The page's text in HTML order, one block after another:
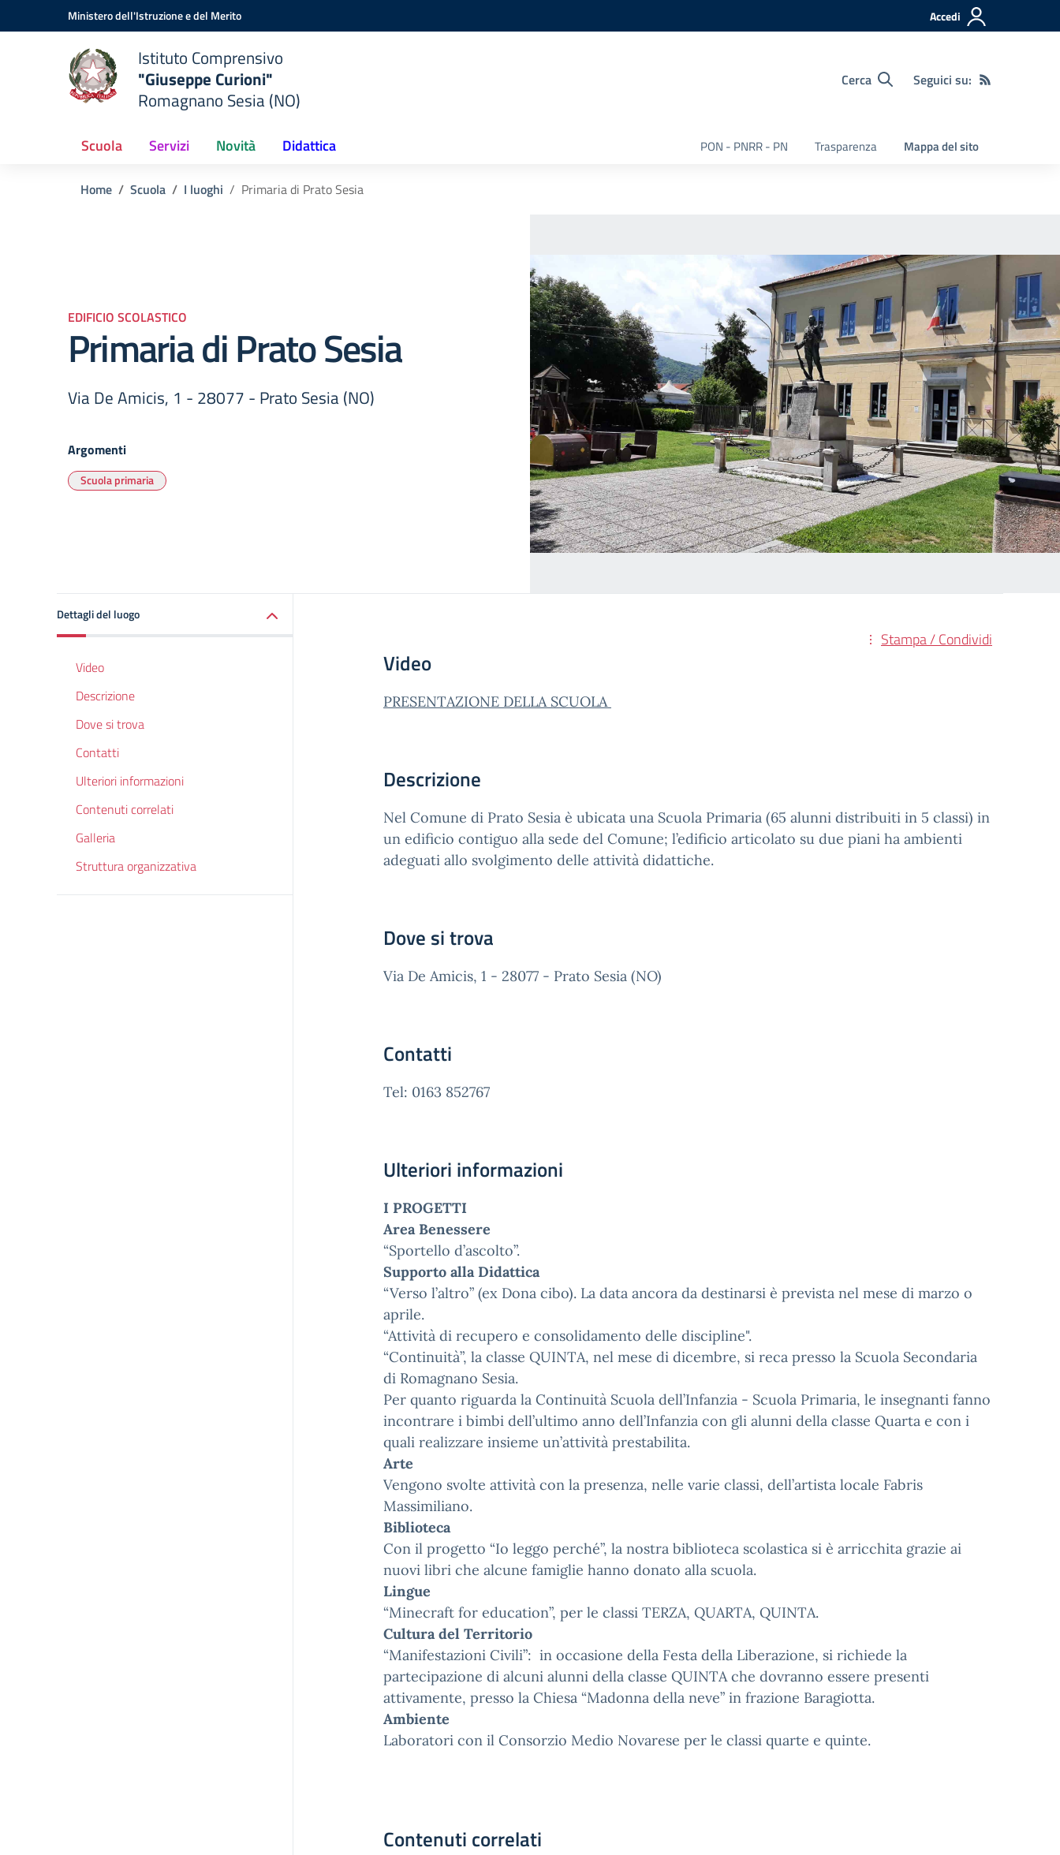
Vai ai contenuti
Vai al menu di navigazioneMinistero dell'Istruzione e del Merito Accedi
Istituto Comprensivo
"Giuseppe Curioni"
Romagnano Sesia (NO)
Cerca Seguici su:
Scuola Servizi Novità Didattica PON - PNRR - PN Trasparenza Mappa del sito
Home Scuola I luoghi Primaria di Prato Sesia
EDIFICIO SCOLASTICO
Primaria di Prato Sesia
Via De Amicis, 1 - 28077 - Prato Sesia (NO)
Argomenti
Scuola primaria
Dettagli del luogo
Video
Descrizione
Dove si trova
Contatti
Ulteriori informazioni
Contenuti correlati
Galleria
Struttura organizzativa
Stampa / Condividi
Video
PRESENTAZIONE DELLA SCUOLA
Descrizione
Nel Comune di Prato Sesia è ubicata una Scuola Primaria (65 alunni distribuiti in 5 classi) in
un edificio contiguo alla sede del Comune; l’edificio articolato su due piani ha ambienti
adeguati allo svolgimento delle attività didattiche.
Dove si trova
Via De Amicis, 1 - 28077 - Prato Sesia (NO)
Contatti
Tel: 0163 852767
Ulteriori informazioni
I PROGETTI
Area Benessere
“Sportello d’ascolto”.
Supporto alla Didattica
“Verso l’altro” (ex Dona cibo). La data ancora da destinarsi è prevista nel mese di marzo o
aprile.
“Attività di recupero e consolidamento delle discipline".
“Continuità”, la classe QUINTA, nel mese di dicembre, si reca presso la Scuola Secondaria
di Romagnano Sesia.
Per quanto riguarda la Continuità Scuola dell’Infanzia - Scuola Primaria, le insegnanti fanno
incontrare i bimbi dell’ultimo anno dell’Infanzia con gli alunni della classe Quarta e con i
quali realizzare insieme un’attività prestabilita.
Arte
Vengono svolte attività con la presenza, nelle varie classi, dell’artista locale Fabris
Massimiliano.
Biblioteca
Con il progetto “Io leggo perché”, la nostra biblioteca scolastica si è arricchita grazie ai
nuovi libri che alcune famiglie hanno donato alla scuola.
Lingue
“Minecraft for education”, per le classi TERZA, QUARTA, QUINTA.
Cultura del Territorio
“Manifestazioni Civili”: in occasione della Festa della Liberazione, si richiede la
partecipazione di alcuni alunni della classe QUINTA che dovranno essere presenti
attivamente, presso la Chiesa “Madonna della neve” in frazione Baragiotta.
Ambiente
Laboratori con il Consorzio Medio Novarese per le classi quarte e quinte.
Contenuti correlati